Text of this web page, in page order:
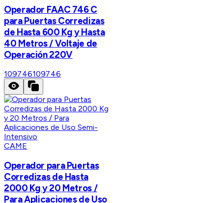
Operador FAAC 746 C
para Puertas Corredizas
de Hasta 600 Kg y Hasta
40 Metros / Voltaje de
Operación 220V
109746109746
CAME
Operador para Puertas
Corredizas de Hasta
2000 Kg y 20 Metros /
Para Aplicaciones de Uso